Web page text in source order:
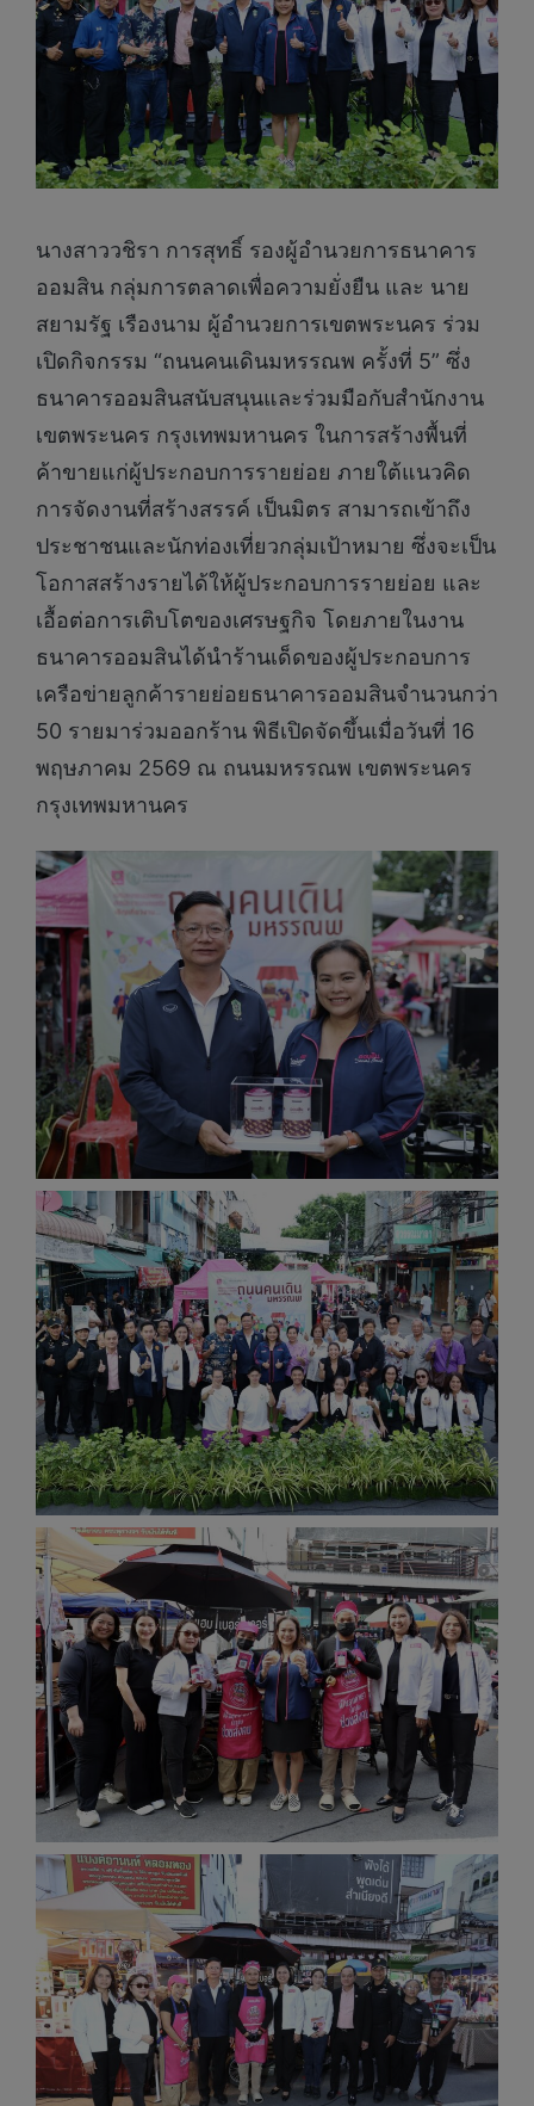
นางสาววชิรา การสุทธิ์ รองผู้อำนวยการธนาคาร
ออมสิน กลุ่มการตลาดเพื่อความยั่งยืน และ นาย
สยามรัฐ เรืองนาม ผู้อำนวยการเขตพระนคร ร่วม
เปิดกิจกรรม “ถนนคนเดินมหรรณพ ครั้งที่ 5” ซึ่ง
ธนาคารออมสินสนับสนุนและร่วมมือกับสำนักงาน
เขตพระนคร กรุงเทพมหานคร ในการสร้างพื้นที่
ค้าขายแก่ผู้ประกอบการรายย่อย ภายใต้แนวคิด
การจัดงานที่สร้างสรรค์ เป็นมิตร สามารถเข้าถึง
ประชาชนและนักท่องเที่ยวกลุ่มเป้าหมาย ซึ่งจะเป็น
โอกาสสร้างรายได้ให้ผู้ประกอบการรายย่อย และ
เอื้อต่อการเติบโตของเศรษฐกิจ โดยภายในงาน
ธนาคารออมสินได้นำร้านเด็ดของผู้ประกอบการ
เครือข่ายลูกค้ารายย่อยธนาคารออมสินจำนวนกว่า
50 รายมาร่วมออกร้าน พิธีเปิดจัดขึ้นเมื่อวันที่ 16
พฤษภาคม 2569 ณ ถนนมหรรณพ เขตพระนคร
กรุงเทพมหานคร